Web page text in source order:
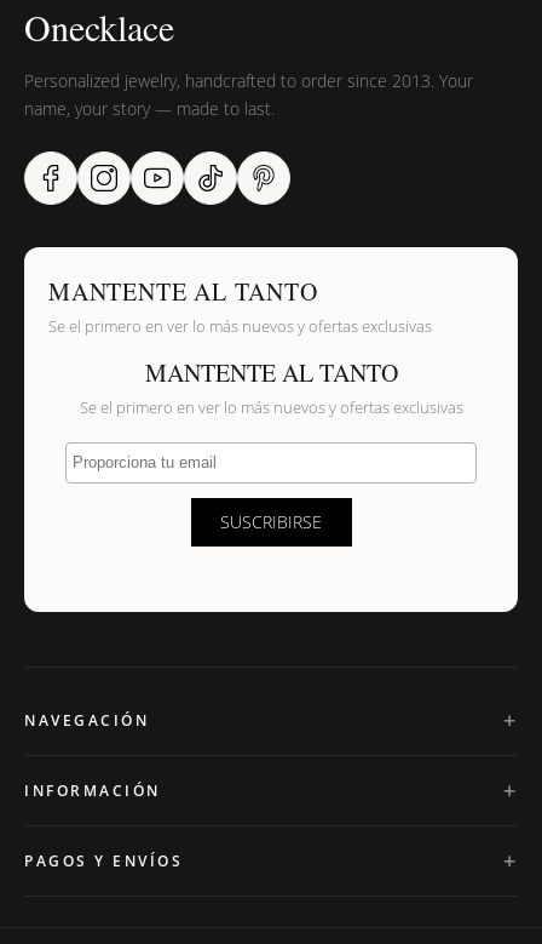
Onecklace
Personalized jewelry, handcrafted to order since 2013. Your
name, your story — made to last.
MANTENTE AL TANTO
Se el primero en ver lo más nuevos y ofertas exclusivas
MANTENTE AL TANTO
Se el primero en ver lo más nuevos y ofertas exclusivas
Proporciona tu email
SUSCRIBIRSE
NAVEGACIÓN
INFORMACIÓN
PAGOS Y ENVÍOS